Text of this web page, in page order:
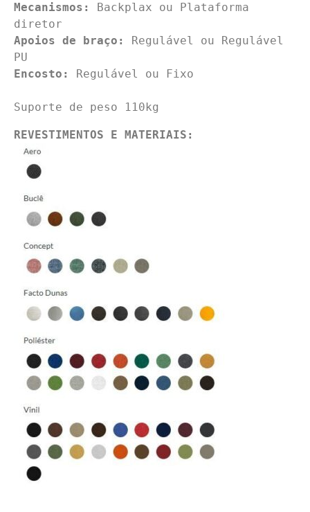
Mecanismos:
Backplax ou Plataforma
Apoios de braço:
Regulável ou Regulável
Encosto:
Regulável ou Fixo
Suporte de peso 110kg